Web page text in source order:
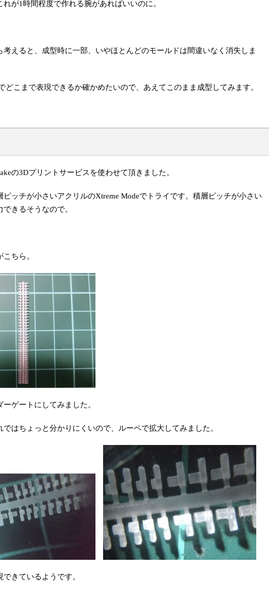
が1時間程度で作れる腕があればいいのに。
考えると、成型時に一部、いやほとんどのモールドは間違いなく消失しま
どこまで表現できるか確かめたいので、あえてこのまま成型してみます。
の3Dプリントサービスを使わせて頂きました。
ピッチが小さいアクリルのXtreme Modeでトライです。積層ピッチが小さい
きるそうなので。
ちら。
ゲートにしてみました。
ではちょっと分かりにくいので、ルーペで拡大してみました。
きているようです。